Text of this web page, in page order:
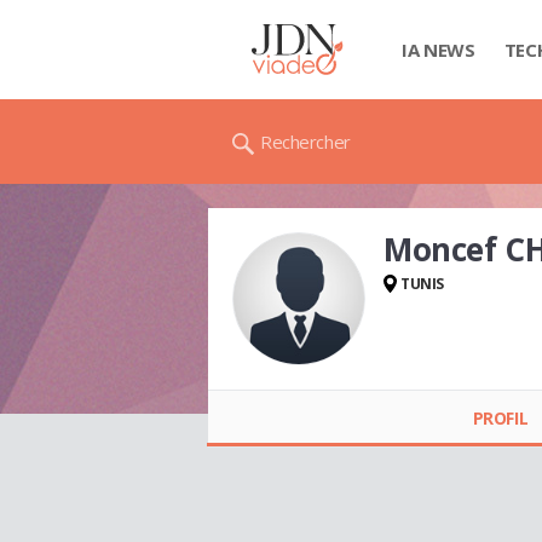
IA NEWS
Rechercher
Moncef
TUNIS
PROFIL